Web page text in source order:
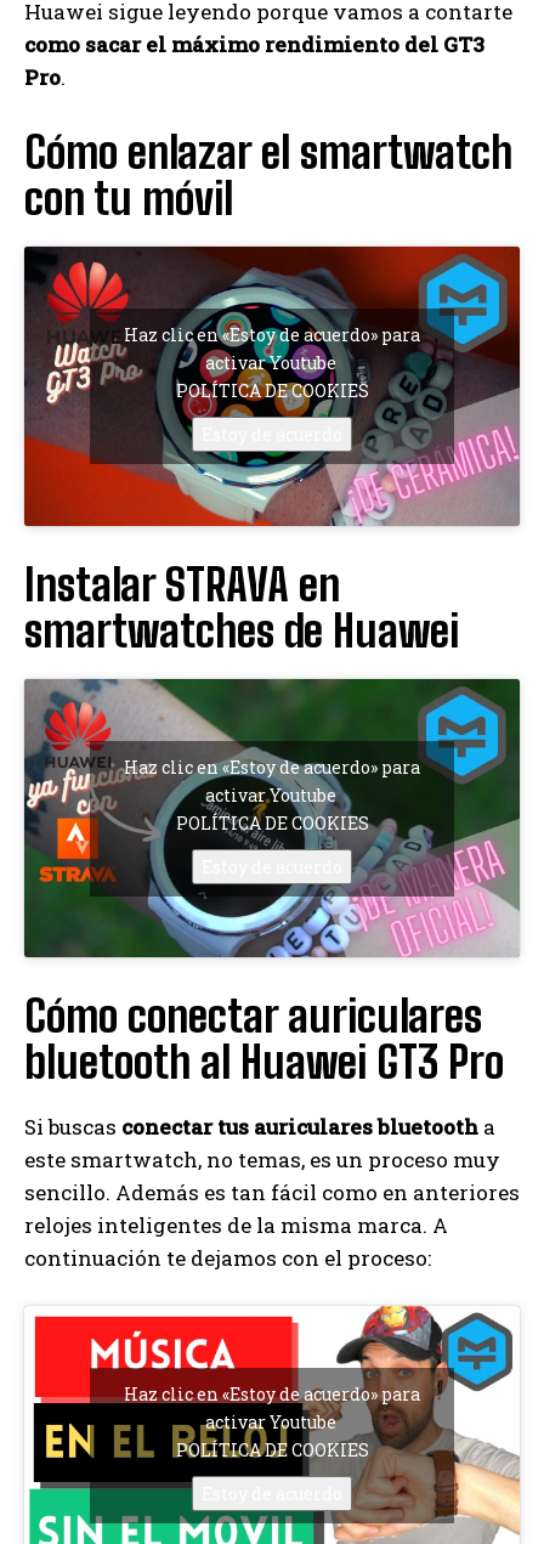
Huawei sigue leyendo porque vamos a contarte
como sacar el máximo rendimiento del GT3
Pro.
Cómo enlazar el smartwatch
con tu móvil
Haz clic en «Estoy de acuerdo» para
activar Youtube
POLÍTICA DE COOKIES
Instalar STRAVA en
smartwatches de Huawei
Haz clic en «Estoy de acuerdo» para
activar Youtube
POLÍTICA DE COOKIES
Cómo conectar auriculares
bluetooth al Huawei GT3 Pro
Si buscas conectar tus auriculares bluetooth a
este smartwatch, no temas, es un proceso muy
sencillo. Además es tan fácil como en anteriores
relojes inteligentes de la misma marca. A
continuación te dejamos con el proceso:
Haz clic en «Estoy de acuerdo» para
activar Youtube
POLÍTICA DE COOKIES